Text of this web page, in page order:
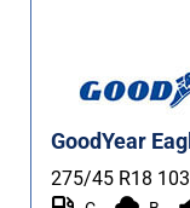
GoodYear
275/45 R18 103